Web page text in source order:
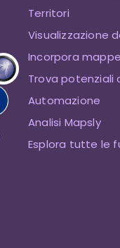
Territori
Visualizzazione
Incorpora
Trova potenziali
Automazione
Analisi Mapsly
Esplora tutte le